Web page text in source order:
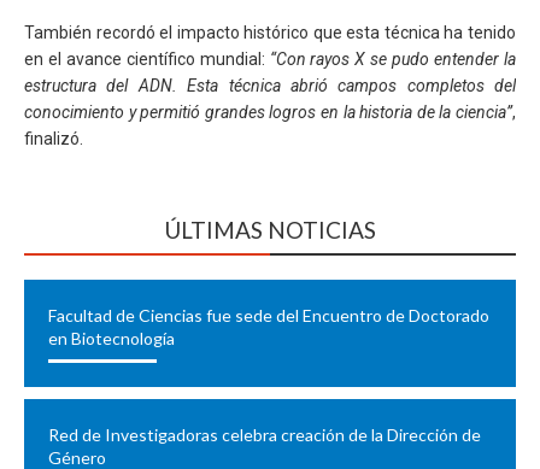
También recordó el impacto histórico que esta técnica ha tenido
en el avance científico mundial: “Con rayos X se pudo entender la
estructura del ADN. Esta técnica abrió campos completos del
conocimiento y permitió grandes logros en la historia de la ciencia”,
finalizó.
ÚLTIMAS NOTICIAS
Facultad de Ciencias fue sede del Encuentro de Doctorado
en Biotecnología
Red de Investigadoras celebra creación de la Dirección de
Género